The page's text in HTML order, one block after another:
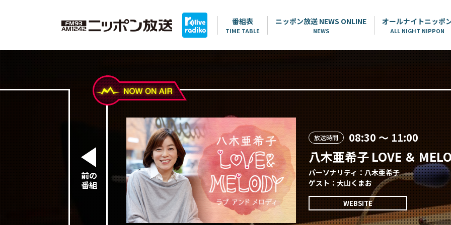
番組表
TIME TABLE
ニッポン放送 NEWS ONLINE
NEWS
オールナイトニッポ
ALL NIGHT NIPPON
前の
番組
放送時間 08:30 ～ 11:00
八木亜希子 LOVE ＆
パーソナリティ：八木亜希子
ゲスト：大山くまお
WEBSITE